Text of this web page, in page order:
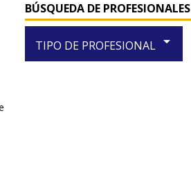
BÚSQUEDA DE PROFESIONALES
TIPO DE PROFESIONAL arrow_drop_down